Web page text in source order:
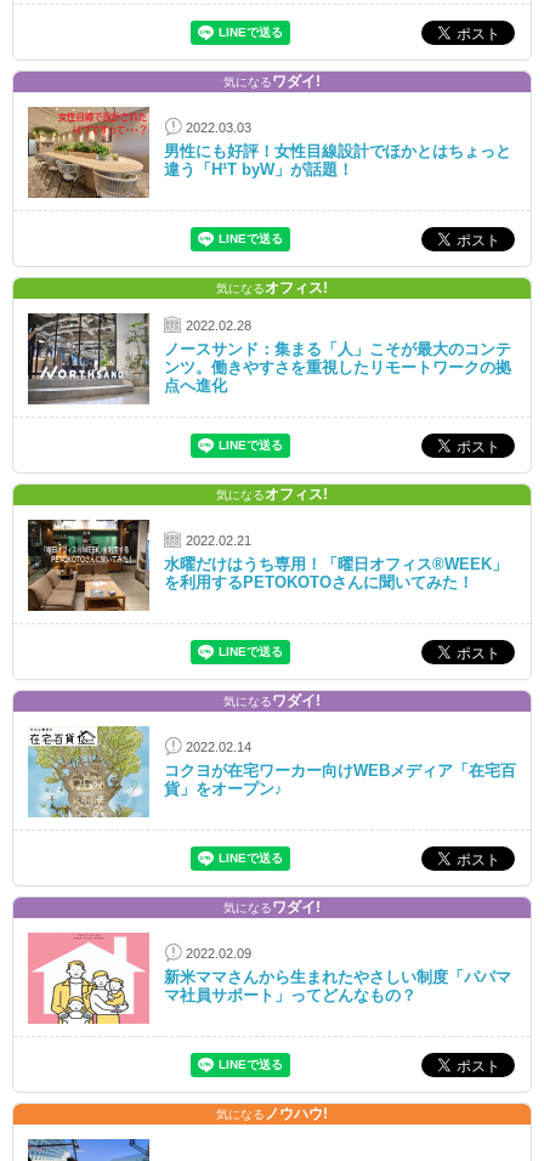
気になるワダイ!
2022.03.03
男性にも好評！女性目線設計でほかとはちょっと
違う「H¹T byW」が話題！
気になるオフィス!
2022.02.28
ノースサンド：集まる「人」こそが最大のコンテ
ンツ。働きやすさを重視したリモートワークの拠
点へ進化
気になるオフィス!
2022.02.21
水曜だけはうち専用！「曜日オフィス®WEEK」
を利用するPETOKOTOさんに聞いてみた！
気になるワダイ!
2022.02.14
コクヨが在宅ワーカー向けWEBメディア「在宅百
貨」をオープン♪
気になるワダイ!
2022.02.09
新米ママさんから生まれたやさしい制度「パパマ
マ社員サポート」ってどんなもの？
気になるノウハウ!